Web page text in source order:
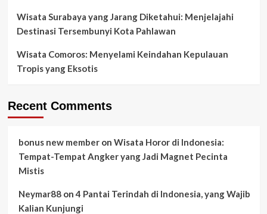
Wisata Surabaya yang Jarang Diketahui: Menjelajahi
Destinasi Tersembunyi Kota Pahlawan
Wisata Comoros: Menyelami Keindahan Kepulauan
Tropis yang Eksotis
Recent Comments
bonus new memberon Wisata Horor di Indonesia:
Tempat-Tempat Angker yang Jadi Magnet Pecinta
Mistis
Neymar88on4 Pantai Terindah di Indonesia, yang Wajib
Kalian Kunjungi